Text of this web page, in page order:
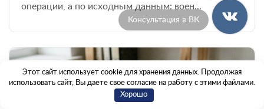
операции, а по исходным данным: воен...
Консультация в Max
Этот сайт использует cookie для хранения данных. Продолжая
использовать сайт, Вы даете свое согласие на работу с этими файлами.
Хорошо